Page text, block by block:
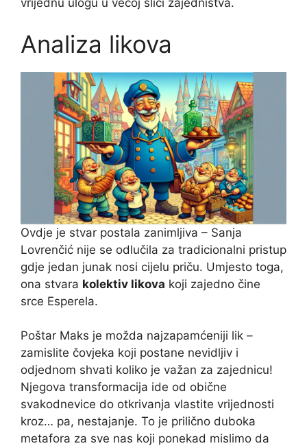
vrijednu ulogu u većoj slici zajedništva.
Analiza likova
Ovdje je stvar postala zanimljiva – Sanja
Lovrenčić nije se odlučila za tradicionalni pristup
gdje jedan junak nosi cijelu priču. Umjesto toga,
ona stvara kolektiv likova koji zajedno čine
srce Esperela.
Poštar Maks je možda najzapamćeniji lik –
zamislite čovjeka koji postane nevidljiv i
odjednom shvati koliko je važan za zajednicu!
Njegova transformacija ide od obične
svakodnevice do otkrivanja vlastite vrijednosti
kroz… pa, nestajanje. To je prilično duboka
metafora za sve nas koji ponekad mislimo da